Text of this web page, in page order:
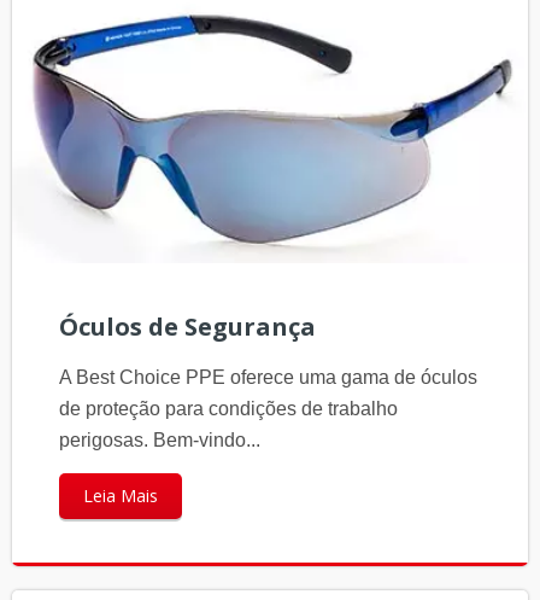
Óculos de Segurança
A Best Choice PPE oferece uma gama de óculos
de proteção para condições de trabalho
perigosas. Bem-vindo...
Leia Mais